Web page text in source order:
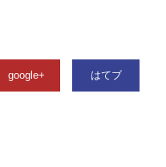
google+ はてブ